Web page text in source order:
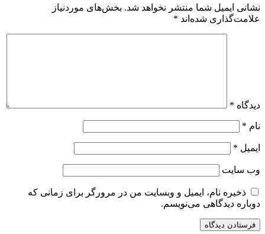
نشانی ایمیل شما منتشر نخواهد شد. بخش‌های موردنیاز
علامت‌گذاری شده‌اند *
دیدگاه *
نام *
ایمیل *
وب‌ سایت
ذخیره نام، ایمیل و وبسایت من در مرورگر برای زمانی که
دوباره دیدگاهی می‌نویسم.